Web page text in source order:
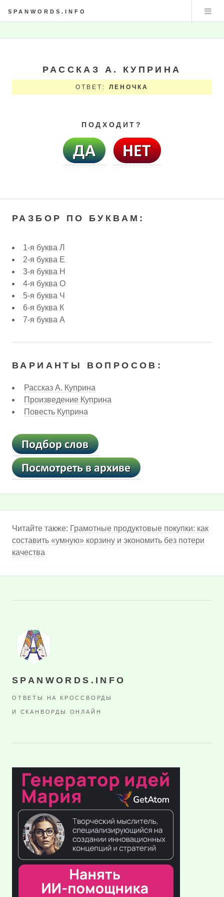
SPANWORDS.INFO
РАССКАЗ А. КУПРИНА
ОТВЕТ: ЛЕНОЧКА
ПОДХОДИТ?
РАЗБОР ПО БУКВАМ:
1-я буква Л
2-я буква Е
3-я буква Н
4-я буква О
5-я буква Ч
6-я буква К
7-я буква А
ВАРИАНТЫ ВОПРОСОВ:
Рассказ А. Куприна
Произведение Куприна
Повесть Куприна
Читайте также: Грамотные продуктовые покупки: как
составить «умную» корзину и экономить без потери
качества
SPANWORDS.INFO
ОТВЕТЫ НА КРОССВОРДЫ
И СКАНВОРДЫ ОНЛАЙН